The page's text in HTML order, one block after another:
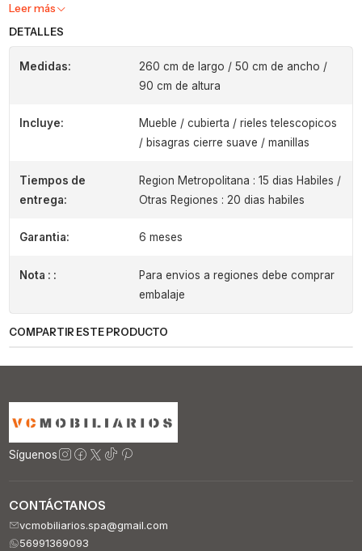
Leer más
DETALLES
Medidas:
260 cm de largo / 50 cm de ancho /
90 cm de altura
Incluye:
Mueble / cubierta / rieles telescopicos
/ bisagras cierre suave / manillas
Tiempos de
entrega:
Region Metropolitana : 15 dias Habiles /
Otras Regiones : 20 dias habiles
Garantia: 6 meses
Nota : :
Para envios a regiones debe comprar
embalaje
COMPARTIR ESTE PRODUCTO
Síguenos
CONTÁCTANOS
vcmobiliarios.spa@gmail.com
56991369093